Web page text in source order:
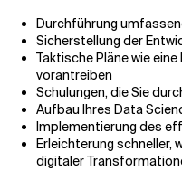
Durchführung
Sicherstellung der
Taktische Pläne wie
vorantreiben
Schulungen, die Sie
Aufbau Ihres Data
Implementierung des
Erleichterung schneller,
digitaler